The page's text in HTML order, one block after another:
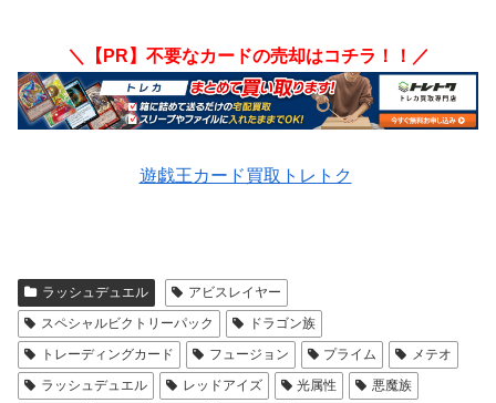
＼【PR】不要なカードの売却はコチラ！！／
遊戯王カード買取トレトク
ラッシュデュエル
アビスレイヤー
スペシャルビクトリーパック
ドラゴン族
トレーディングカード
フュージョン プライム
メテオ
ラッシュデュエル
レッドアイズ 光属性
悪魔族